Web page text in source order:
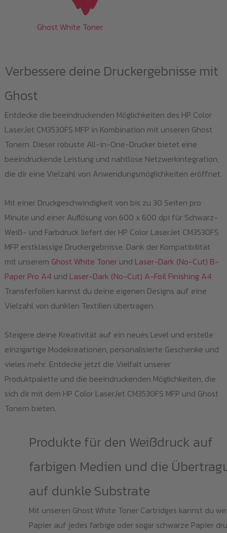
Ghost White Toner
Verbessere deine Druckergebnisse mit
Ghost
Entdecke die beeindruckenden Möglichkeiten des HP Color
LaserJet CM3530FS MFP in Kombination mit unseren Ghost
Tonern. Dieser robuste All-in-One-Drucker bietet eine
beeindruckende Leistung und nahtlose Netzwerkintegration,
die dir eine Vielzahl von Anwendungsmöglichkeiten eröffnet.
Mit einer Druckgeschwindigkeit von bis zu 30 Seiten pro
Minute und einer Auflösung von 600 x 600 dpi für Schwarz-
Weiß- und Farbdruck liefert der HP Color LaserJet CM3530FS
MFP erstklassige Druckergebnisse. Dank der Kompatibilität
mit unserem Ghost White Tonerund Laser-Dark (No-Cut) B-
Paper Pro A4 und Laser-Dark (No-Cut) A-Foil Finishing A4
Transferfolien kannst du deine eigenen Designs auf eine
Vielzahl von dunklen Textilien übertragen.
Steigere deine Kreativität auf ein neues Level und erstelle
einzigartige Modekreationen, personalisierte Geschenke und
vieles mehr. Entdecke jetzt die Vielfalt unserer
Produktpalette und die beeindruckenden Möglichkeiten, die
sich dir mit dem HP Color LaserJet CM3530FS MFP und Ghost
Tonern bieten.
Produkte für den Weißdruck auf
farbigen Medien und die
auf dunkle Substrate
Mit unseren Ghost White Toner Cartridges kannst du
Papier auf jedes farbige oder sogar schwarze Papier